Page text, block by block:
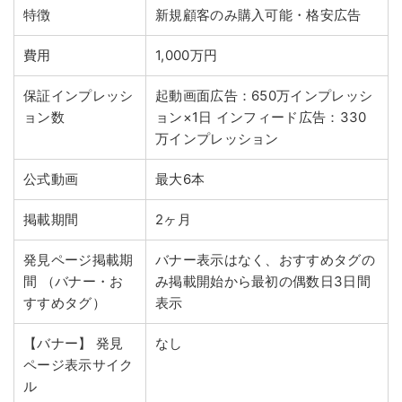
特徴 新規顧客のみ購入可能・格安広告
費用 1,000万円
保証インプレッシ
ョン数
起動画面広告：650万インプレッシ
ョン×1日 インフィード広告：330
万インプレッション
公式動画 最大6本
掲載期間 2ヶ月
発見ページ掲載期
間
（バナー・お
すすめタグ）
バナー表示はなく、おすすめタグの
み掲載開始から最初の偶数日3日間
表示
【バナー】
発見
ページ表示サイク
ル
なし